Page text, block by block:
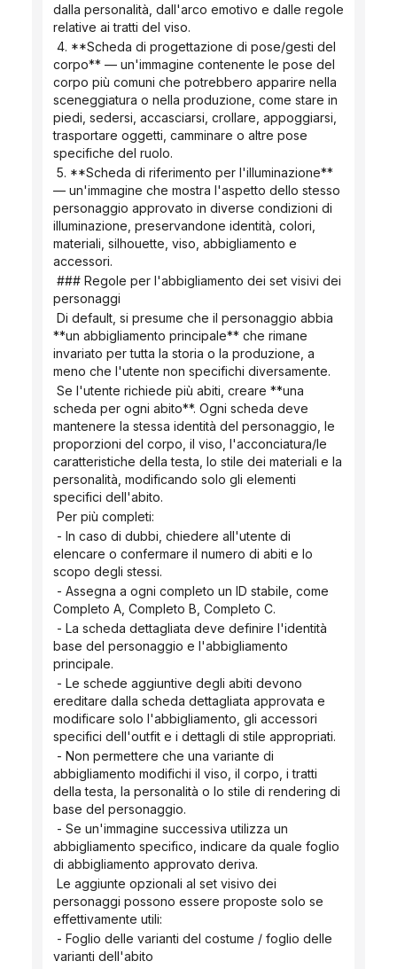
dalla personalità, dall'arco emotivo e dalle regole
relative ai tratti del viso.
corpo** — un'immagine contenente le pose del
corpo più comuni che potrebbero apparire nella
sceneggiatura o nella produzione, come stare in
piedi, sedersi, accasciarsi, crollare, appoggiarsi,
trasportare oggetti, camminare o altre pose
specifiche del ruolo.
— un'immagine che mostra l'aspetto dello stesso
personaggio approvato in diverse condizioni di
illuminazione, preservandone identità, colori,
materiali, silhouette, viso, abbigliamento e
accessori.
personaggi
**un abbigliamento principale** che rimane
invariato per tutta la storia o la produzione, a
meno che l'utente non specifichi diversamente.
scheda per ogni abito**. Ogni scheda deve
mantenere la stessa identità del personaggio, le
proporzioni del corpo, il viso, l'acconciatura/le
caratteristiche della testa, lo stile dei materiali e la
personalità, modificando solo gli elementi
specifici dell'abito.
Per più completi:
elencare o confermare il numero di abiti e lo
scopo degli stessi.
Completo A, Completo B, Completo C.
base del personaggio e l'abbigliamento
principale.
ereditare dalla scheda dettagliata approvata e
modificare solo l'abbigliamento, gli accessori
specifici dell'outfit e i dettagli di stile appropriati.
abbigliamento modifichi il viso, il corpo, i tratti
della testa, la personalità o lo stile di rendering di
base del personaggio.
abbigliamento specifico, indicare da quale foglio
di abbigliamento approvato deriva.
personaggi possono essere proposte solo se
effettivamente utili:
varianti dell'abito